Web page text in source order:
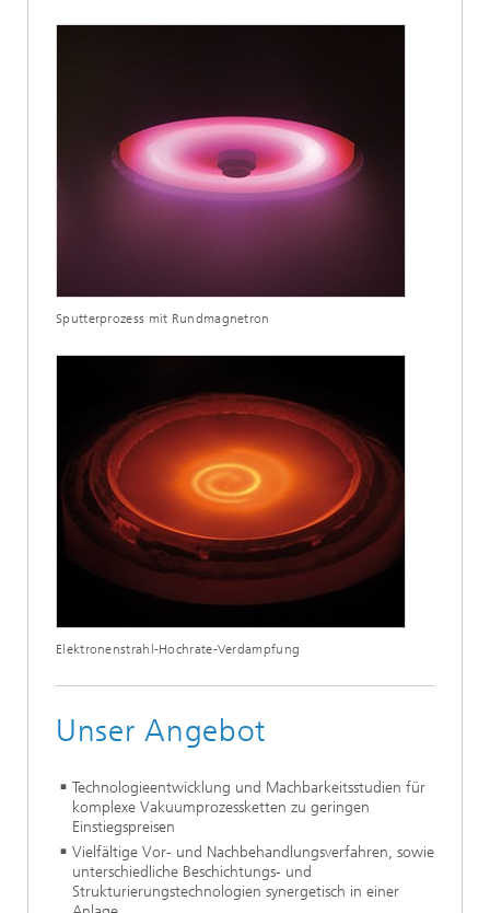
Sputterprozess mit Rundmagnetron
Elektronenstrahl-Hochrate-Verdampfung
Unser Angebot
Technologieentwicklung und Machbarkeitsstudien für
komplexe Vakuumprozessketten zu geringen
Einstiegspreisen
Vielfältige Vor- und Nachbehandlungsverfahren, sowie
unterschiedliche Beschichtungs- und
Strukturierungstechnologien synergetisch in einer